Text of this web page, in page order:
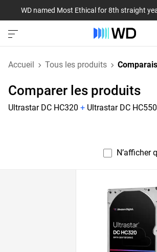
WD named Most Ethical for 8th straight
Accueil Tous les produits
Comparer les produits
Ultrastar DC HC320 + Ultrastar DC HC550
N’afficher